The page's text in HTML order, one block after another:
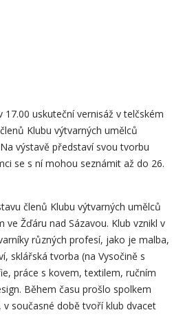
17.00 uskuteční vernisáž v telčském
Klubu výtvarných umělců
výstavě představí svou tvorbu
se s ní mohou seznámit až do 26.
členů Klubu výtvarných umělců
ve Žďáru nad Sázavou. Klub vznikl v
různých profesí, jako je malba,
sklářská tvorba (na Vysočině s
práce s kovem, textilem, ručním
Během času prošlo spolkem
současné době tvoří klub dvacet